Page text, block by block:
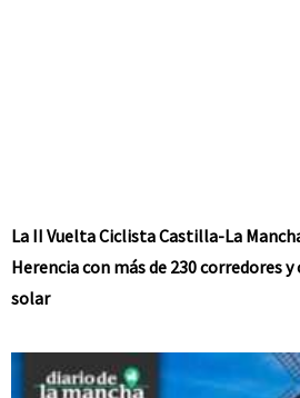
La II Vuelta Ciclista Castilla-La
Herencia con más de 230 corredores
solar